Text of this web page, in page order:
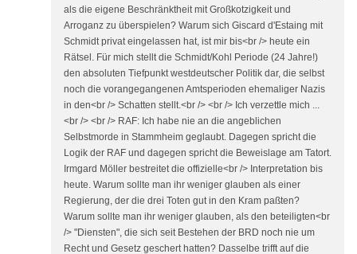
als die eigene Beschränktheit mit Großkotzigkeit und
Arroganz zu überspielen? Warum sich Giscard d'Estaing mit
Schmidt privat eingelassen hat, ist mir bis<br /> heute ein
Rätsel. Für mich stellt die Schmidt/Kohl Periode (24 Jahre!)
den absoluten Tiefpunkt westdeutscher Politik dar, die selbst
noch die vorangegangenen Amtsperioden ehemaliger Nazis
in den<br /> Schatten stellt.<br /> <br /> Ich verzettle mich ...
<br /> <br /> RAF: Ich habe nie an die angeblichen
Selbstmorde in Stammheim geglaubt. Dagegen spricht die
Logik der RAF und dagegen spricht die Beweislage am Tatort.
Irmgard Möller bestreitet die offizielle<br /> Interpretation bis
heute. Warum sollte man ihr weniger glauben als einer
Regierung, der die drei Toten gut in den Kram paßten?
Warum sollte man ihr weniger glauben, als den beteiligten<br
/> "Diensten", die sich seit Bestehen der BRD noch nie um
Recht und Gesetz geschert hatten? Dasselbe trifft auf die